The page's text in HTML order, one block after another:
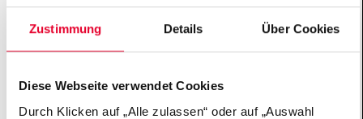
Zustimmung Details Über Cookies
Diese Webseite verwendet Cookies
Durch Klicken auf „Alle zulassen“ oder auf „Auswahl
Neurowissenschaftler etabliert werden.
Landsberg, Gründerin von „Teach First Deutschland“
Bereich „Demokratie stärken“, der die Felder Bildung
und gesellschaftliche Innovationen bearbeitet. So baut